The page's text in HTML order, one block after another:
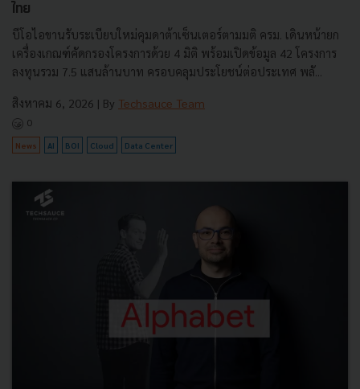
ไทย
บีโอไอขานรับระเบียบใหม่คุมดาต้าเซ็นเตอร์ตามมติ ครม. เดินหน้ายก
เครื่องเกณฑ์คัดกรองโครงการด้วย 4 มิติ พร้อมเปิดข้อมูล 42 โครงการ
ลงทุนรวม 7.5 แสนล้านบาท ครอบคลุมประโยชน์ต่อประเทศ พลั...
สิงหาคม 6, 2026 | By Techsauce Team
0
News AI BOI Cloud Data Center